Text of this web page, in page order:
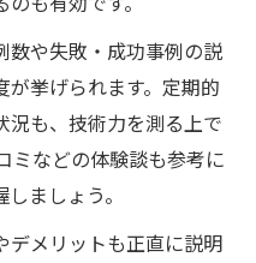
数や失敗・成功事例の説
挙げられます。定期的
況も、技術力を測る上で
ミなどの体験談も参考に
ましょう。
デメリットも正直に説明